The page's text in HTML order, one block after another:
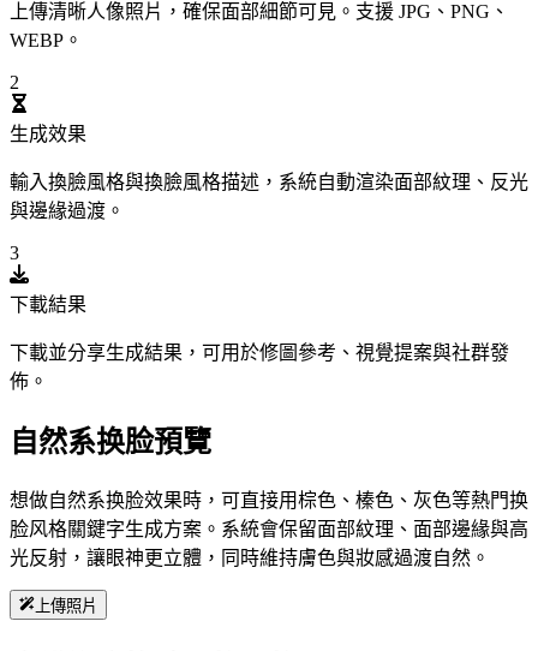
上傳清晰人像照片，確保面部細節可見。支援 JPG、PNG、
WEBP。
2
生成效果
輸入換臉風格與換臉風格描述，系統自動渲染面部紋理、反光
與邊緣過渡。
3
下載結果
下載並分享生成結果，可用於修圖參考、視覺提案與社群發
佈。
自然系换脸預覽
想做自然系换脸效果時，可直接用棕色、榛色、灰色等熱門换
脸风格關鍵字生成方案。系統會保留面部紋理、面部邊緣與高
光反射，讓眼神更立體，同時維持膚色與妝感過渡自然。
上傳照片